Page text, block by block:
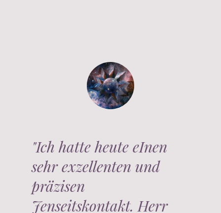
"Ich hatte heute eInen
sehr exzellenten und
präzisen
Jenseitskontakt. Herr